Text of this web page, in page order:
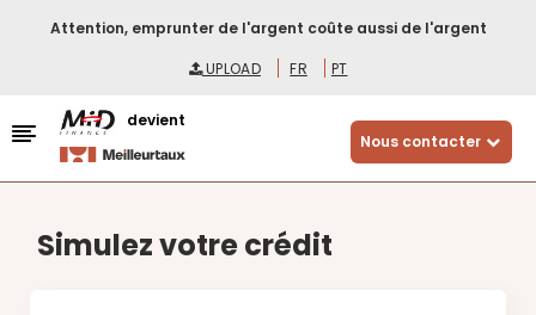
Attention, emprunter de l'argent coûte aussi de l'argent
UPLOAD
FR PT
devient
Nous contacter
Simulez votre crédit